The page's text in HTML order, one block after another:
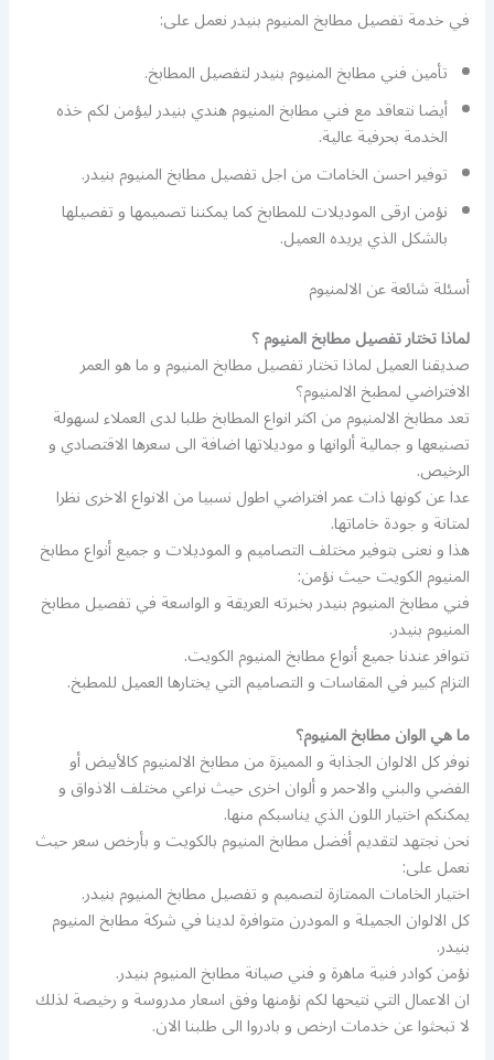
في خدمة تفصيل مطابخ المنيوم بنيدر نعمل على:
تأمين فني مطابخ المنيوم بنيدر لتفصيل المطابخ.
أيضا نتعاقد مع فني مطابخ المنيوم هندي بنيدر ليؤمن لكم خذه
الخدمة بحرفية عالية.
توفير احسن الخامات من اجل تفصيل مطابخ المنيوم بنيدر.
نؤمن ارقى الموديلات للمطابخ كما يمكننا تصميمها و تفصيلها
بالشكل الذي يريده العميل.
أسئلة شائعة عن الالمنيوم
لماذا تختار تفصيل مطابخ المنيوم ؟
صديقنا العميل لماذا تختار تفصيل مطابخ المنيوم و ما هو العمر
الافتراضي لمطبخ الالمنيوم؟
تعد مطابخ الالمنيوم من اكثر انواع المطابخ طلبا لدى العملاء لسهولة
تصنيعها و جمالية ألوانها و موديلاتها اضافة الى سعرها الاقتصادي و
الرخيص.
عدا عن كونها ذات عمر افتراضي اطول نسبيا من الانواع الاخرى نظرا
لمتانة و جودة خاماتها.
هذا و نعنى بتوفير مختلف التصاميم و الموديلات و جميع أنواع مطابخ
المنيوم الكويت حيث نؤمن:
فني مطابخ المنيوم بنيدر بخبرته العريقة و الواسعة في تفصيل مطابخ
المنيوم بنيدر.
تتوافر عندنا جميع أنواع مطابخ المنيوم الكويت.
التزام كبير في المقاسات و التصاميم التي يختارها العميل للمطبخ.
ما هي الوان مطابخ المنيوم؟
نوفر كل الالوان الجذابة و المميزة من مطابخ الالمنيوم كالأبيض أو
الفضي والبني والاحمر و ألوان اخرى حيث نراعي مختلف الاذواق و
يمكنكم اختيار اللون الذي يناسبكم منها.
نحن نجتهد لتقديم أفضل مطابخ المنيوم بالكويت و بأرخص سعر حيث
نعمل على:
اختيار الخامات الممتازة لتصميم و تفصيل مطابخ المنيوم بنيدر.
كل الالوان الجميلة و المودرن متوافرة لدينا في شركة مطابخ المنيوم
بنيدر.
نؤمن كوادر فنية ماهرة و فني صيانة مطابخ المنيوم بنيدر.
ان الاعمال التي نتيحها لكم نؤمنها وفق اسعار مدروسة و رخيصة لذلك
لا تبحثوا عن خدمات ارخص و بادروا الى طلبنا الان.